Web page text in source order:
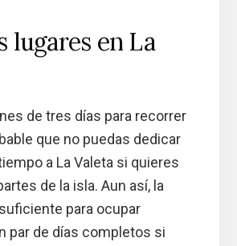
lugares en La
de tres días para recorrer
que no puedas dedicar
a La Valeta si quieres
de la isla. Aun así, la
para ocupar
par de días completos si